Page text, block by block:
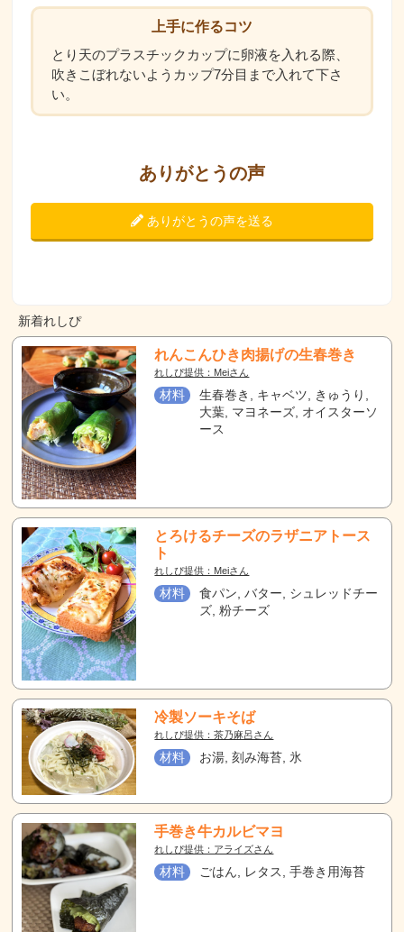
上手に作るコツ
とり天のプラスチックカップに卵液を入れる際、
吹きこぼれないようカップ7分目まで入れて下さ
い。
ありがとうの声
ありがとうの声を送る
新着れしぴ
れんこんひき肉揚げの生春巻き
れしぴ提供：Meiさん
材料
生春巻き, キャベツ, きゅうり,
大葉, マヨネーズ, オイスターソ
ース
とろけるチーズのラザニアトース
ト
れしぴ提供：Meiさん
材料
食パン, バター, シュレッドチー
ズ, 粉チーズ
冷製ソーキそば
れしぴ提供：茶乃麻呂さん
材料 お湯, 刻み海苔, 氷
手巻き牛カルビマヨ
れしぴ提供：アライズさん
材料 ごはん, レタス, 手巻き用海苔